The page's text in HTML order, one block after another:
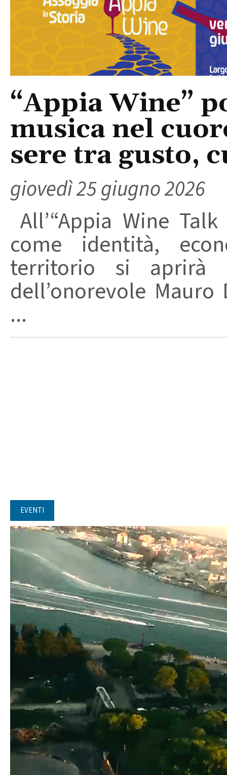
“Appia Wine”
musica nel
sere tra gusto,
giovedì 25 giugno 2026
All’“Appia Wine
come identità,
territorio si aprirà
dell’onorevole Mauro
...
EVENTI